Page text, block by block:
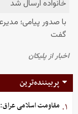
پربیننده‌ترین
۱. مقاومت اسلامی عراق: